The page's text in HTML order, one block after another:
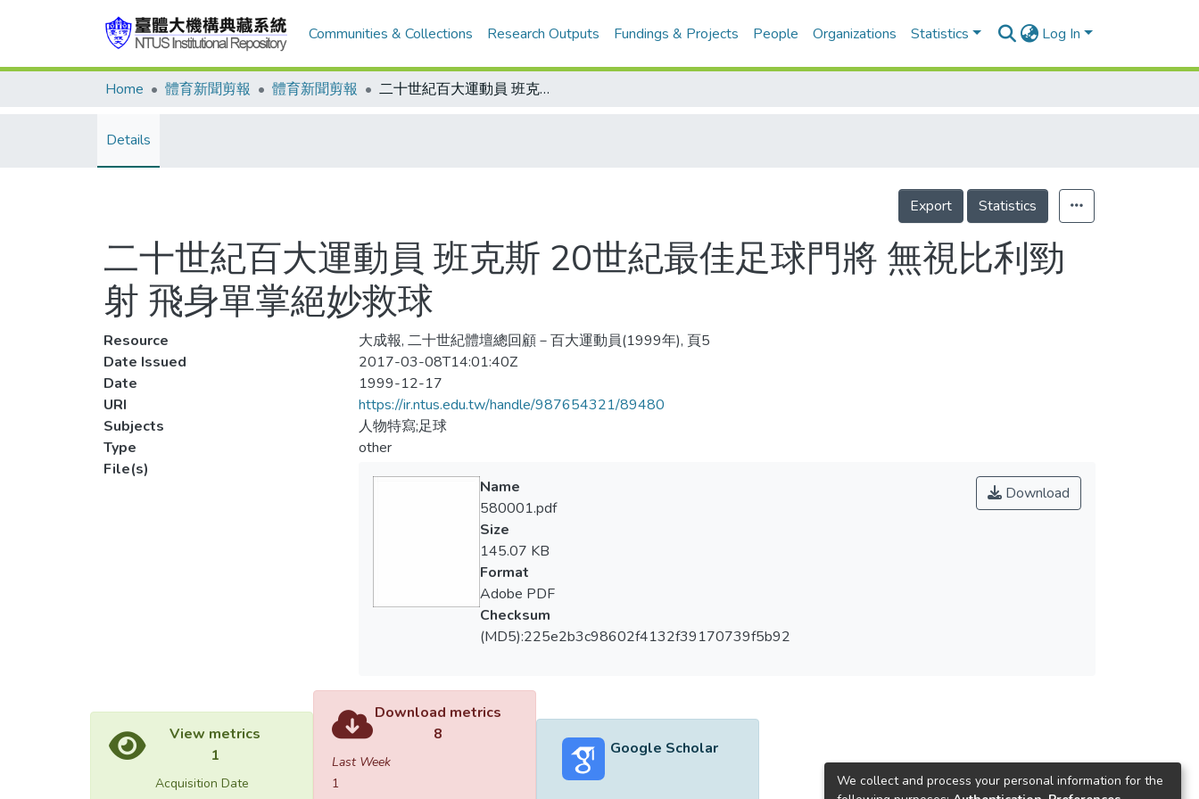
Communities & Collections Research Outputs Fundings & Projects People Organizations Statistics Log In
Home 體育新聞剪報 體育新聞剪報 二十世紀百大運動員 班克斯 20世紀最佳足球門將 無視比利勁射 飛身單掌絕妙救球
Details
Export Statistics
二十世紀百大運動員 班克斯 20世紀最佳足球門將 無視比利勁
射 飛身單掌絕妙救球
Resource
大成報, 二十世紀體壇總回顧－百大運動員(1999年), 頁5
Date Issued
2017-03-08T14:01:40Z
Date
1999-12-17
URI
https://ir.ntus.edu.tw/handle/987654321/89480
Subjects
人物特寫;足球
Type
other
File(s)
Download
Name
580001.pdf
Size
145.07 KB
Format
Adobe PDF
Checksum
(MD5):225e2b3c98602f4132f39170739f5b92
View metrics
1
Acquisition Date
Download metrics
8
Last Week
1
Google Scholar
We collect and process your personal information for the